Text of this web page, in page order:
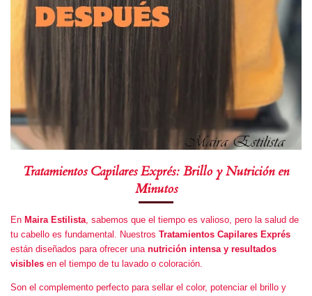
Tratamientos Capilares Exprés: Brillo y Nutrición en
Minutos
En Maira Estilista, sabemos que el tiempo es valioso, pero la salud de
tu cabello es fundamental. Nuestros Tratamientos Capilares Exprés
están diseñados para ofrecer una nutrición intensa y resultados
visibles en el tiempo de tu lavado o coloración.
Son el complemento perfecto para sellar el color, potenciar el brillo y